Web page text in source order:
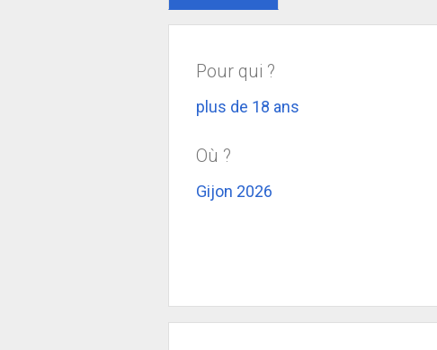
Pour qui ?
plus de 18 ans
Où ?
Gijon 2026